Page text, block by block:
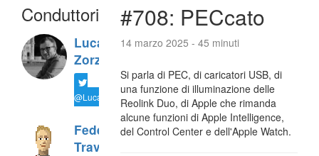
Conduttori
Luca
Zorzi
@LucaTNT
Federico
Travaini
#708: PECcato
14 marzo 2025 - 45 minuti
Si parla di PEC, di caricatori USB, di
una funzione di illuminazione delle
Reolink Duo, di Apple che rimanda
alcune funzioni di Apple Intelligence,
del Control Center e dell'Apple Watch.